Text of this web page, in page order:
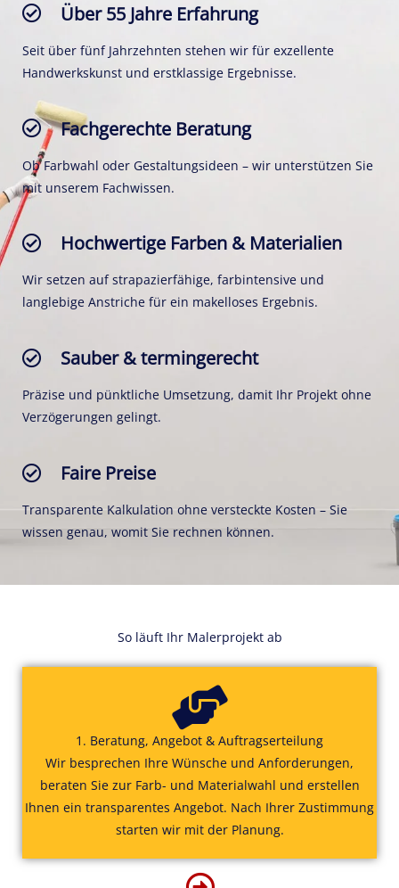
Über 55 Jahre Erfahrung
Seit über fünf Jahrzehnten stehen wir für exzellente
Handwerkskunst und erstklassige Ergebnisse.
Fachgerechte Beratung
Ob Farbwahl oder Gestaltungsideen – wir unterstützen Sie
mit unserem Fachwissen.
Hochwertige Farben & Materialien
Wir setzen auf strapazierfähige, farbintensive und
langlebige Anstriche für ein makelloses Ergebnis.
Sauber & termingerecht
Präzise und pünktliche Umsetzung, damit Ihr Projekt ohne
Verzögerungen gelingt.
Faire Preise
Transparente Kalkulation ohne versteckte Kosten – Sie
wissen genau, womit Sie rechnen können.
So läuft Ihr Malerprojekt ab
1. Beratung, Angebot & Auftragserteilung
Wir besprechen Ihre Wünsche und Anforderungen,
beraten Sie zur Farb- und Materialwahl und erstellen
Ihnen ein transparentes Angebot. Nach Ihrer Zustimmung
starten wir mit der Planung.